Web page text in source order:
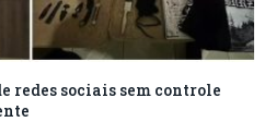
redes sociais sem controle